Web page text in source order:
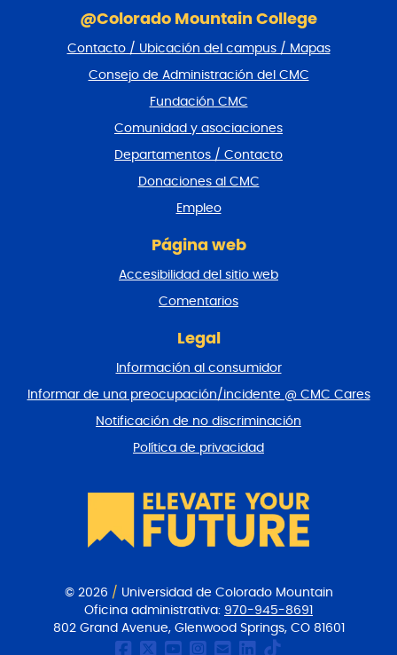
@Colorado Mountain College
Contacto / Ubicación del campus / Mapas
Consejo de Administración del CMC
Fundación CMC
Comunidad y asociaciones
Departamentos / Contacto
Donaciones al CMC
Empleo
Página web
Accesibilidad del sitio web
Comentarios
Legal
Información al consumidor
Informar de una preocupación/incidente @ CMC Cares
Notificación de no discriminación
Política de privacidad
© 2026 / Universidad de Colorado Mountain
Oficina administrativa: 970-945-8691
802 Grand Avenue, Glenwood Springs, CO 81601
Página de Facebook del
CMC Twitter
Canal Youtube del
CMC enCMC en